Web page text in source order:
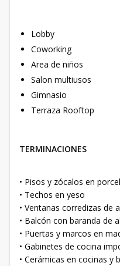
Lobby
Coworking
Area de niños
Salon multiusos
Gimnasio
Terraza Rooftop
TERMINACIONES
• Pisos y zócalos en
• Techos en yeso
• Ventanas corredizas de
• Balcón con baranda de
• Puertas y marcos en
• Gabinetes de cocina
• Cerámicas en cocinas y